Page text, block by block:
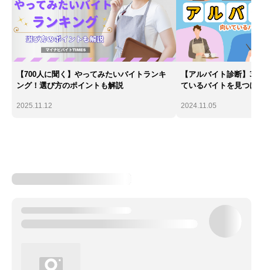
【700人に聞く】やってみたいバイトランキ
ング！選び方のポイントも解説
2025.11.12
【アルバイト診断】
ているバイトを見つけ
2024.11.05